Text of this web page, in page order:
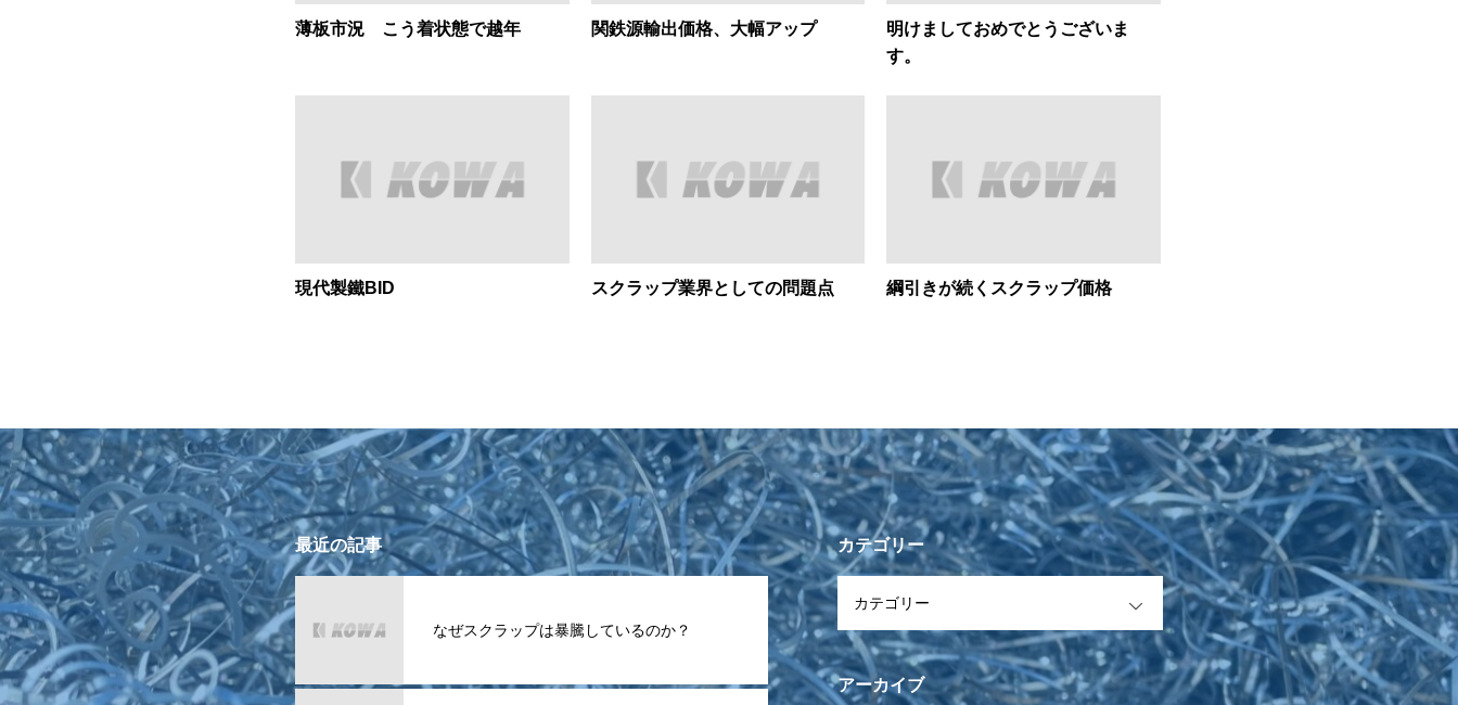
薄板市況 こう着状態で越年 関鉄源輸出価格、大幅アップ
明けましておめでとうございま
す。
現代製鐵BID スクラップ業界としての問題点 綱引きが続くスクラップ価格
最近の記事
なぜスクラップは暴騰しているのか？
カテゴリー
アーカイブ